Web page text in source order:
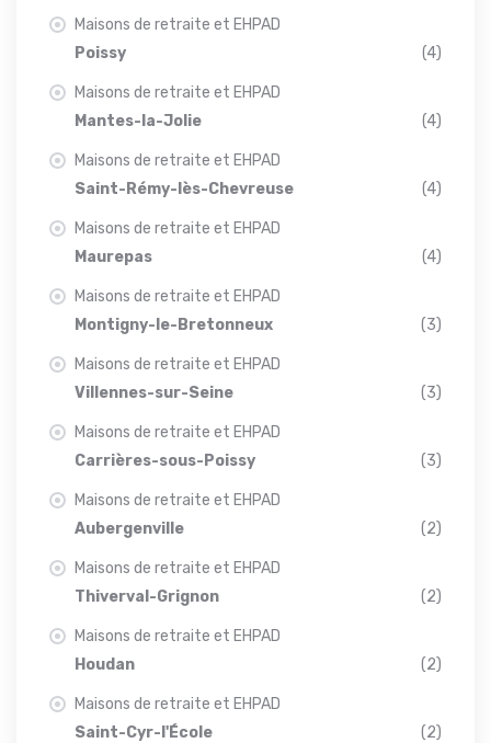
Maisons de retraite et EHPAD
Poissy
(4)
Maisons de retraite et EHPAD
Mantes-la-Jolie
(4)
Maisons de retraite et EHPAD
Saint-Rémy-lès-Chevreuse
(4)
Maisons de retraite et EHPAD
Maurepas
(4)
Maisons de retraite et EHPAD
Montigny-le-Bretonneux
(3)
Maisons de retraite et EHPAD
Villennes-sur-Seine
(3)
Maisons de retraite et EHPAD
Carrières-sous-Poissy
(3)
Maisons de retraite et EHPAD
Aubergenville
(2)
Maisons de retraite et EHPAD
Thiverval-Grignon
(2)
Maisons de retraite et EHPAD
Houdan
(2)
Maisons de retraite et EHPAD
Saint-Cyr-l'École
(2)